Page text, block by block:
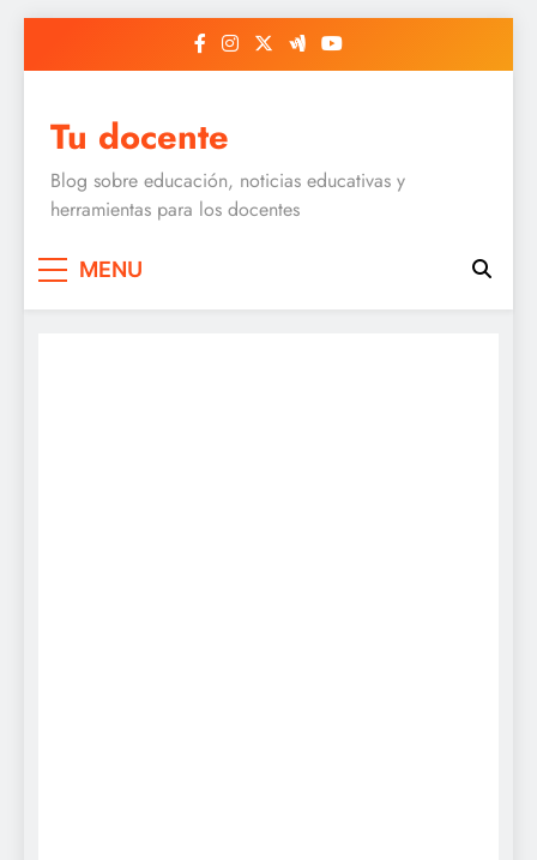
Tu docente
Blog sobre educación, noticias educativas y
herramientas para los docentes
MENU